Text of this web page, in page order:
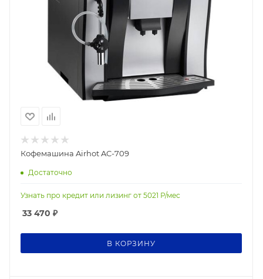
Кофемашина Airhot AC-709
Достаточно
Узнать про кредит или лизинг от 5021 Р/мес
33 470 ₽
В КОРЗИНУ